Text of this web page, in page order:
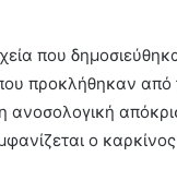
που
προκλήθηκαν από
ανοσολογική
ο